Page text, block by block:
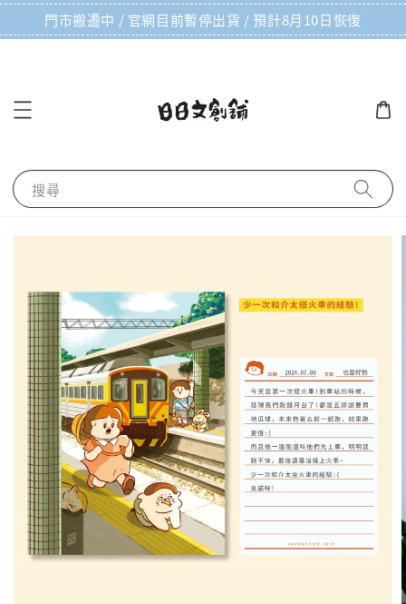
門市搬遷中 / 官網目前暫停出貨 / 預計8月10日恢復
搜尋